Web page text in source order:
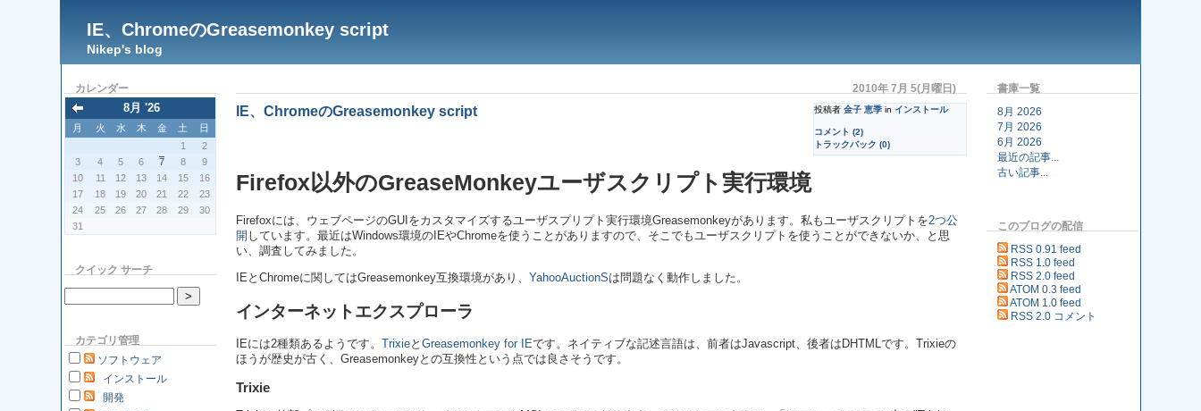
IE、ChromeのGreasemonkey script
Nikep's blog
カレンダー
8月 '26
月 火 水 木 金 土
日
1
2
3
4 5 6 7 8
9
10
11 12 13 14 15
16
17
18 19 20 21 22
23
24
25 26 27 28 29
30
31
クイック サーチ
カテゴリ管理
ソフトウェア
インストール
開発
2010年 7月 5(月曜日)
投稿者 金子 恵季in インストール
コメント (2)
トラックバック (0)
IE、ChromeのGreasemonkey script
Firefox以外のGreaseMonkeyユーザスクリプト実行環境
Firefoxには、ウェブページのGUIをカスタマイズするユーザスプリプト実行環境Greasemonkeyがあります。私もユーザスクリプトを2つ公
開 しています。最近はWindows環境のIEやChromeを使うことがありますので、そこでもユーザスクリプトを使うことができないか、と思
い、調査してみました。
IEとChromeに関してはGreasemonkey互換環境があり、 YahooAuctionSは問題なく動作しました。
インターネットエクスプローラ
IEには2種類あるようです。 Trixieと Greasemonkey for IEです。ネイティブな記述言語は、前者はJavascript、後者はDHTMLです。Trixieの
ほうが歴史が古く、Greasemonkeyとの互換性という点では良さそうです。
Trixie
書庫一覧
8月 2026
7月 2026
6月 2026
最近の記事...
古い記事...
このブログの配信
RSS 0.91 feed
RSS 1.0 feed
RSS 2.0 feed
ATOM 0.3 feed
ATOM 1.0 feed
RSS 2.0 コメント